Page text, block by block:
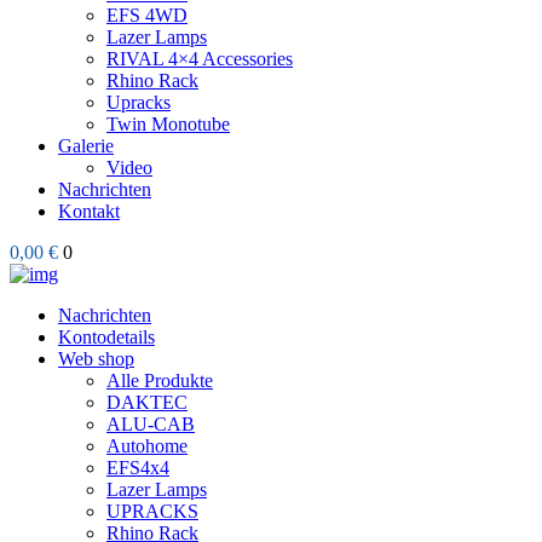
EFS 4WD
Lazer Lamps
RIVAL 4×4 Accessories
Rhino Rack
Upracks
Twin Monotube
Galerie
Video
Nachrichten
Kontakt
0,00 € 0
Nachrichten
Kontodetails
Web shop
Alle Produkte
DAKTEC
ALU-CAB
Autohome
EFS4x4
Lazer Lamps
UPRACKS
Rhino Rack